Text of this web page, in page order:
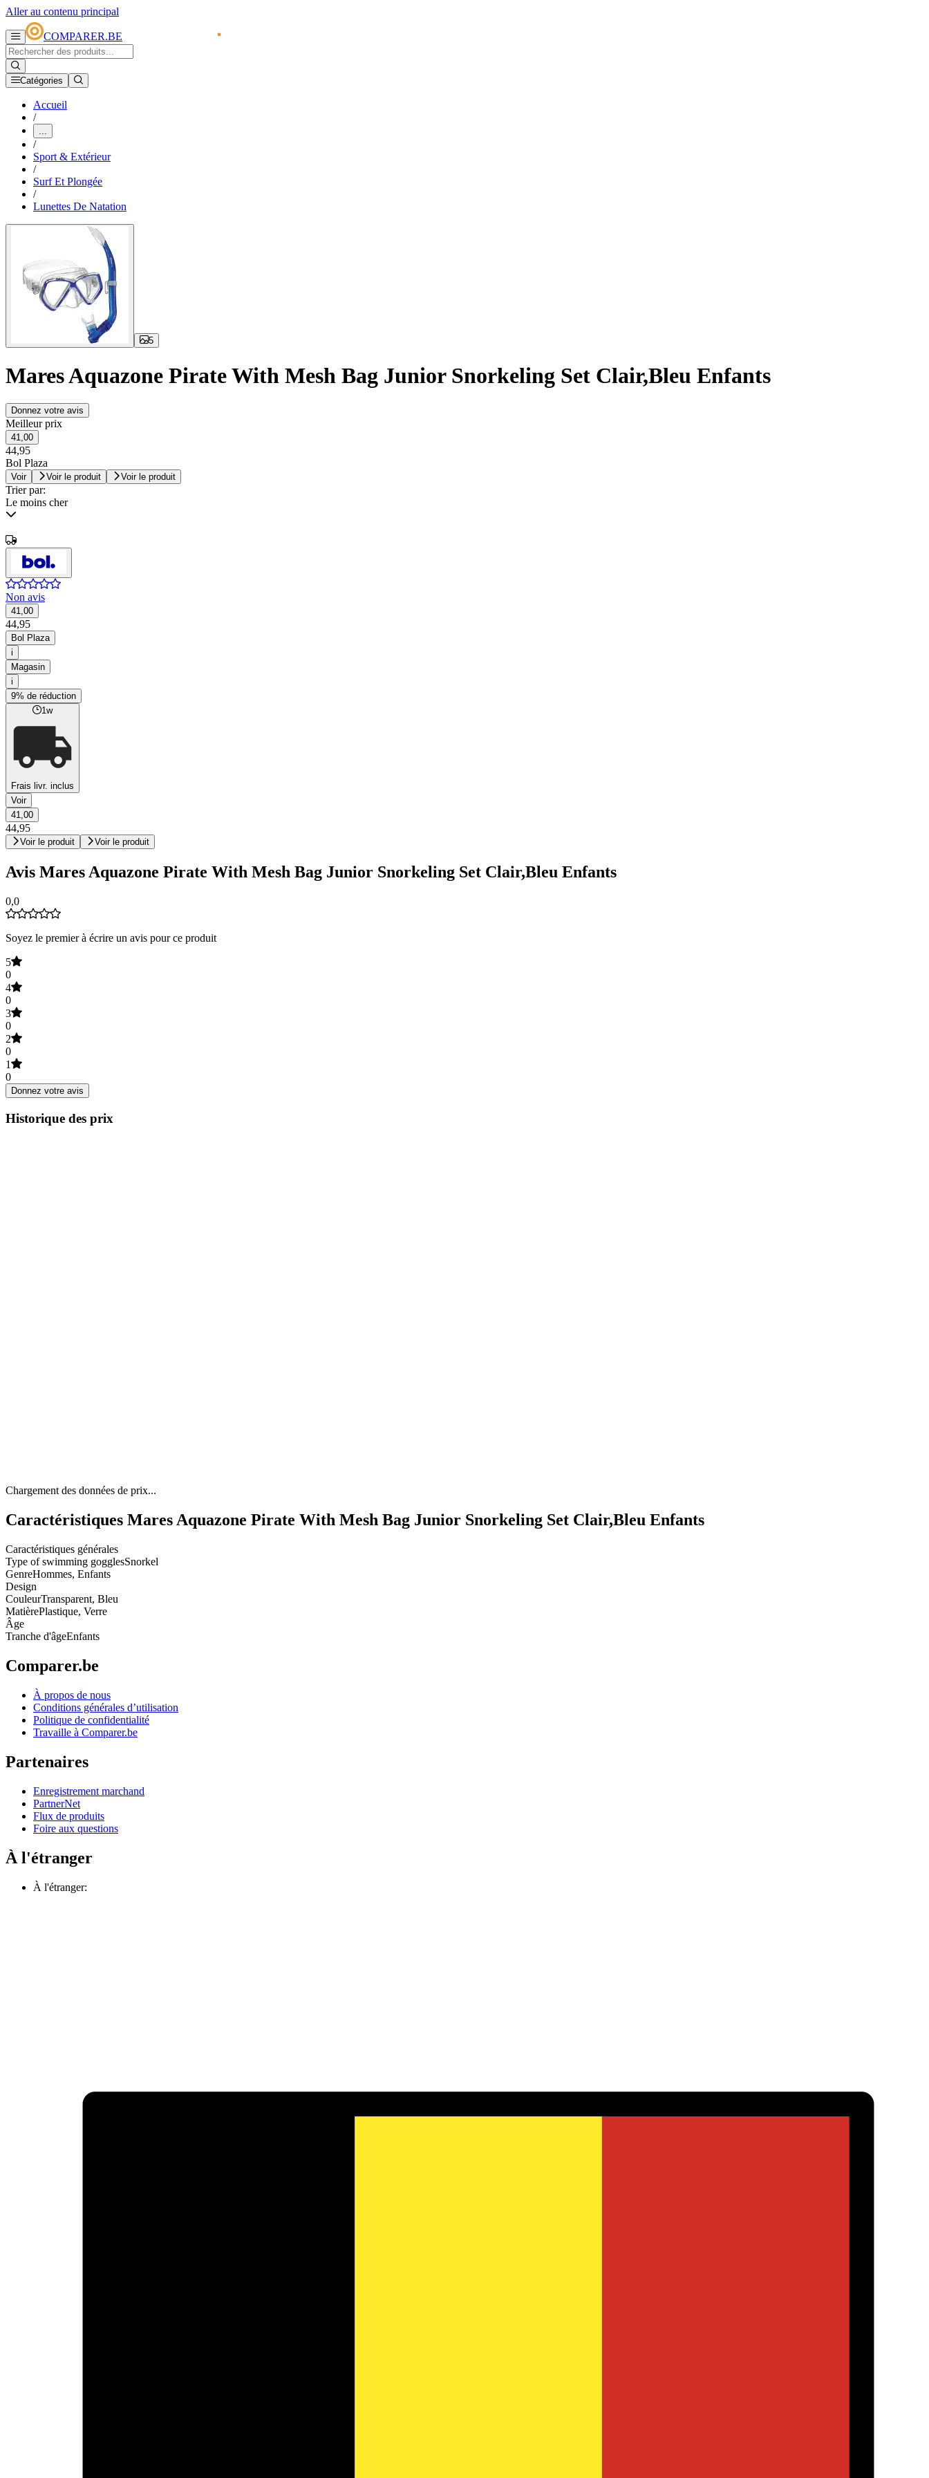
Aller au contenu principal
COMPARER.BE
Catégories
Accueil
/
...
/
Sport & Extérieur
/
Surf Et Plongée
/
Lunettes De Natation
5
Mares Aquazone Pirate With Mesh Bag Junior Snorkeling Set Clair,Bleu Enfants
Donnez votre avis
Meilleur prix
41,00
44,95
Bol Plaza
Voir Voir le produit Voir le produit
Trier par:
Le moins cher
Non avis
41,00
44,95
Bol Plaza
i
Magasin
i
9% de réduction
1w
Frais livr. inclus
Voir
41,00
44,95
Voir le produit Voir le produit
Avis Mares Aquazone Pirate With Mesh Bag Junior Snorkeling Set Clair,Bleu Enfants
0,0
Soyez le premier à écrire un avis pour ce produit
5
0
4
0
3
0
2
0
1
0
Donnez votre avis
Historique des prix
Chargement des données de prix...
Caractéristiques Mares Aquazone Pirate With Mesh Bag Junior Snorkeling Set Clair,Bleu Enfants
Caractéristiques générales
Type of swimming gogglesSnorkel
GenreHommes, Enfants
Design
CouleurTransparent, Bleu
MatièrePlastique, Verre
Âge
Tranche d'âgeEnfants
Comparer.be
À propos de nous
Conditions générales d’utilisation
Politique de confidentialité
Travaille à Comparer.be
Partenaires
Enregistrement marchand
PartnerNet
Flux de produits
Foire aux questions
À l'étranger
À l'étranger: